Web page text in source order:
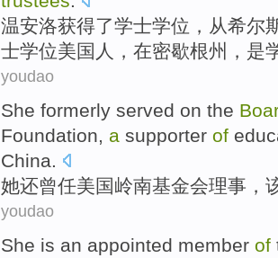
温安洛获得了学士学位 ， 从希尔
士学位美国人， 在密歇根州 ， 是
youdao
She formerly served on the
Foundation, a supporter of
China.
她还曾任美国岭南基金会理事 ，
youdao
She is an appointed member of